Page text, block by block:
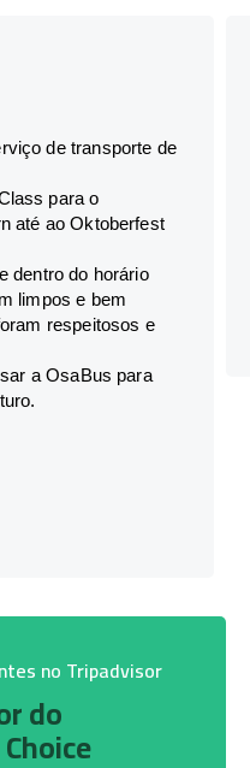
de transporte de
para o
até ao Oktoberfest
dentro do horário
limpos e bem
respeitosos e
a OsaBus para
no Tripadvisor
do